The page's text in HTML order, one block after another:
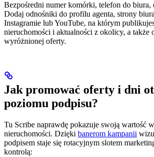
Bezpośredni numer komórki, telefon do biura,
Dodaj odnośniki do profilu agenta, strony
Instagramie lub YouTube, na którym
nieruchomości i aktualności z okolicy, a także
wyróżnionej oferty.
Jak promować oferty i dni
poziomu podpisu?
Tu Scribe naprawdę pokazuje swoją wartość
nieruchomości. Dzięki banerom kampanii
podpisem staje się rotacyjnym slotem
kontrolą: